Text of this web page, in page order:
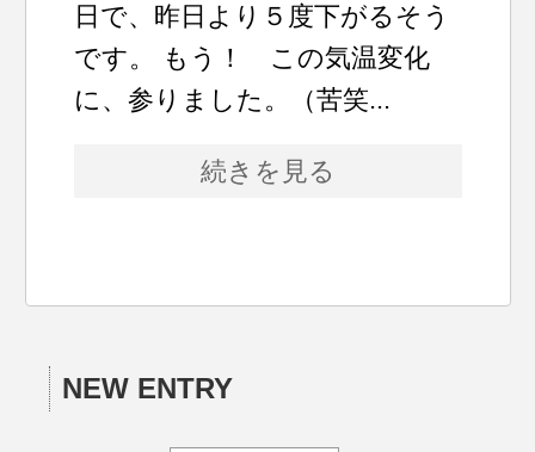
日で、昨日より５度下がるそう
です。 もう！ この気温変化
に、参りました。（苦笑...
続きを見る
NEW ENTRY